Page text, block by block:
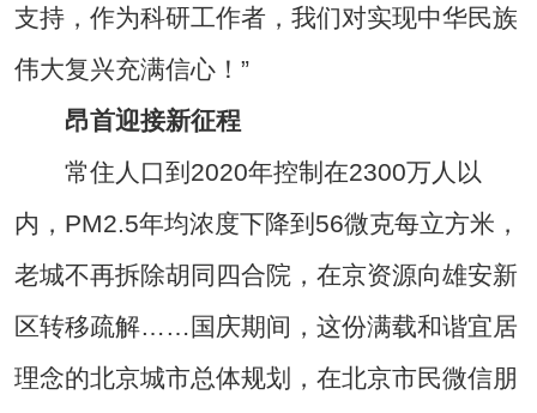
支持，作为科研工作者，我们对实现中华民族
伟大复兴充满信心！”
昂首迎接新征程
常住人口到2020年控制在2300万人以
内，PM2.5年均浓度下降到56微克每立方米，
老城不再拆除胡同四合院，在京资源向雄安新
区转移疏解……国庆期间，这份满载和谐宜居
理念的北京城市总体规划，在北京市民微信朋